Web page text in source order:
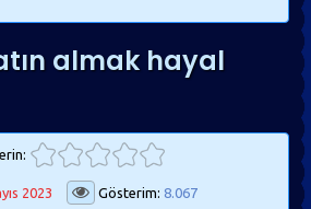
almak hayal
2023 Gösterim: 8.067